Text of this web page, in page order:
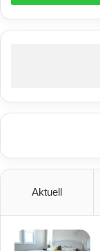
Aktuell